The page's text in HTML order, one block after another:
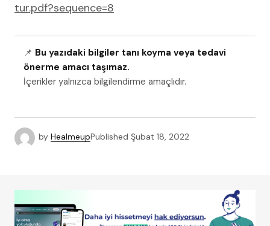
tur.pdf?sequence=8
📌 Bu yazıdaki bilgiler tanı koyma veya tedavi
önerme amacı taşımaz.
İçerikler yalnızca bilgilendirme amaçlıdır.
by HealmeupPublished Şubat 18, 2022